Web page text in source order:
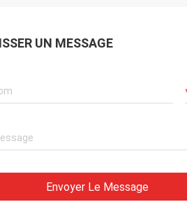
UN MESSAGE
Envoyer Le Message